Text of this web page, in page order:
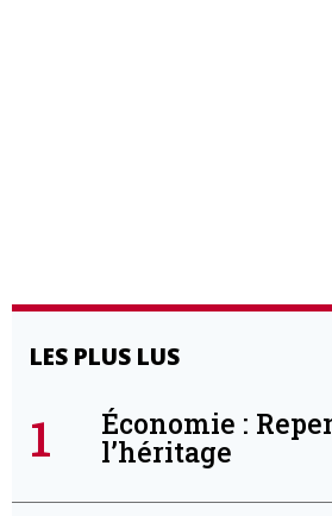
LES PLUS LUS
1
Économie :
l’héritage